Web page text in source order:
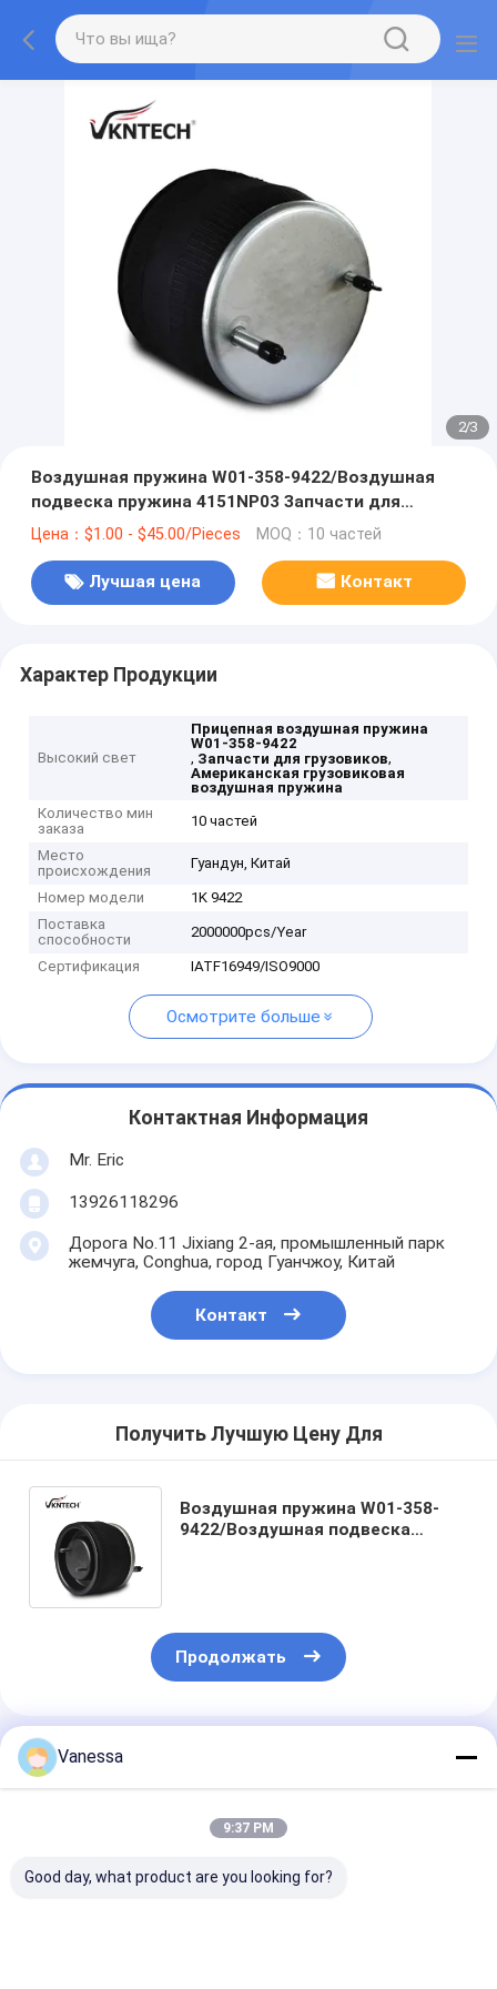
2/3
Воздушная пружина W01-358-9422/Воздушная
подвеска пружина 4151NP03 Запчасти для
грузовиков и прицепов
Цена：$1.00 - $45.00/Pieces MOQ：10 частей
Лучшая цена Контакт
Характер Продукции
Высокий свет
Прицепная воздушная пружина
W01-358-9422
, Запчасти для грузовиков,
Американская грузовиковая
воздушная пружина
Количество мин
заказа
10 частей
Место
происхождения
Гуандун, Китай
Номер модели
1K 9422
Поставка
способности
2000000pcs/Year
Сертификация IATF16949/ISO9000
Осмотрите больше
Контактная Информация
Mr. Eric
13926118296
Дорога No.11 Jixiang 2-ая, промышленный парк
жемчуга, Conghua, город Гуанчжоу, Китай
Контакт
Получить Лучшую Цену Для
Воздушная пружина W01-358-
9422/Воздушная подвеска
Продолжать
Порекомендованные Продукты
Vanessa
9:37 PM
Good day, what product are you looking for?